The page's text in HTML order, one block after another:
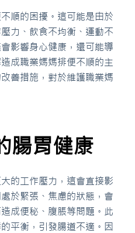
順的困擾。這可能是由於
力、飲食不均衡、運動不
影響身心健康，還可能導
成職業媽媽排便不順的主
善措施，對於維護職業媽
腸胃健康
的工作壓力，這會直接影
於緊張、焦慮的狀態，會
成便秘、腹脹等問題。此
平衡，引發腸道不適。因